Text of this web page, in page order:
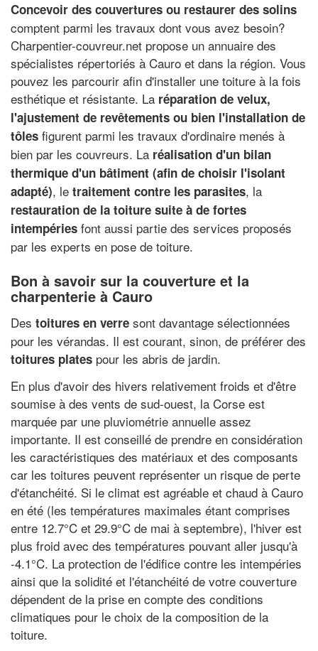
Concevoir des couvertures ou restaurer des solins
comptent parmi les travaux dont vous avez besoin?
Charpentier-couvreur.net propose un annuaire des
spécialistes répertoriés à Cauro et dans la région. Vous
pouvez les parcourir afin d'installer une toiture à la fois
esthétique et résistante. La réparation de velux,
l'ajustement de revêtements ou bien l'installation de
tôles figurent parmi les travaux d'ordinaire menés à
bien par les couvreurs. La réalisation d'un bilan
thermique d'un bâtiment (afin de choisir l'isolant
adapté), le traitement contre les parasites, la
restauration de la toiture suite à de fortes
intempéries font aussi partie des services proposés
par les experts en pose de toiture.
Bon à savoir sur la couverture et la
charpenterie à Cauro
Des toitures en verre sont davantage sélectionnées
pour les vérandas. Il est courant, sinon, de préférer des
toitures plates pour les abris de jardin.
En plus d'avoir des hivers relativement froids et d'être
soumise à des vents de sud-ouest, la Corse est
marquée par une pluviométrie annuelle assez
importante. Il est conseillé de prendre en considération
les caractéristiques des matériaux et des composants
car les toitures peuvent représenter un risque de perte
d'étanchéité. Si le climat est agréable et chaud à Cauro
en été (les températures maximales étant comprises
entre 12.7°C et 29.9°C de mai à septembre), l'hiver est
plus froid avec des températures pouvant aller jusqu'à
-4.1°C. La protection de l'édifice contre les intempéries
ainsi que la solidité et l'étanchéité de votre couverture
dépendent de la prise en compte des conditions
climatiques pour le choix de la composition de la
toiture.